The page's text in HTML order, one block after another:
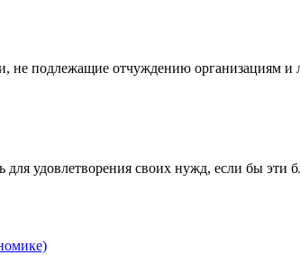
не подлежащие отчуждению организациям
удовлетворения своих нужд, если бы эти